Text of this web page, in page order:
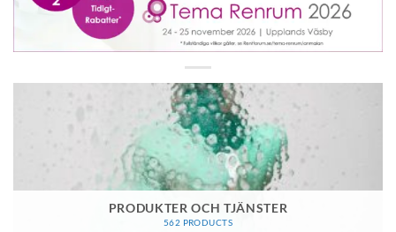
PRODUKTER OCH TJÄNSTER
562 PRODUCTS